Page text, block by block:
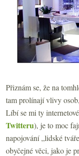
Přiznám se, že na
tam prolínají vlivy
Líbí se mi ty
Twitteru), je to moc
napojování „lidské
obyčejné věci, jako je